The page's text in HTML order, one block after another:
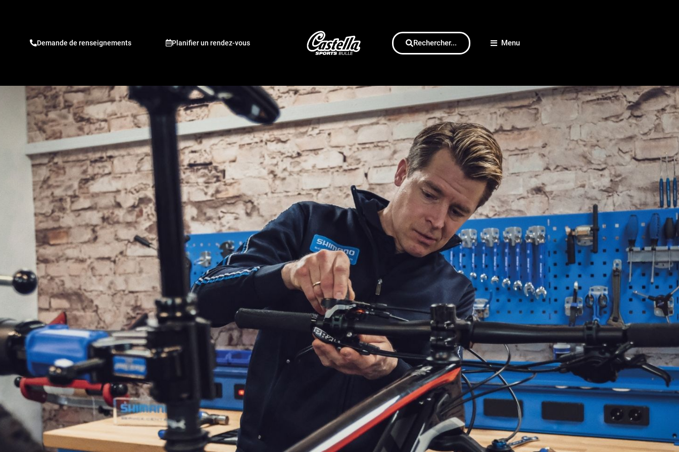
Demande de renseignements Planifier un rendez-vous Rechercher... Menu